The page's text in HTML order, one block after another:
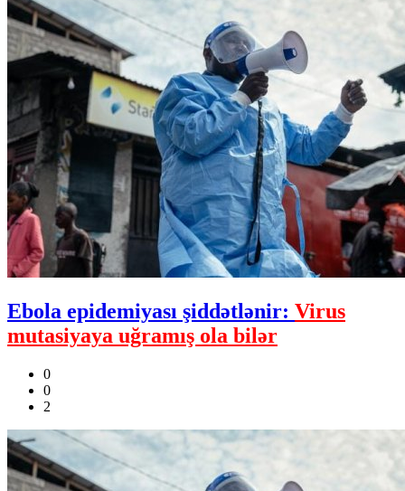
Ebola epidemiyası şiddətlənir: Virus
mutasiyaya uğramış ola bilər
0
0
2